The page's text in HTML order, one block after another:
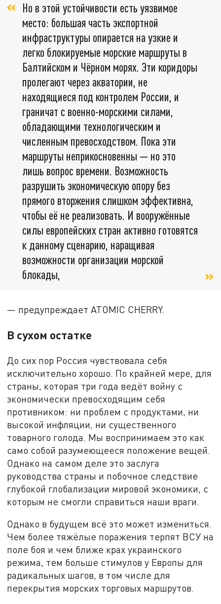
Но в этой устойчивости есть уязвимое
место: большая часть экспортной
инфраструктуры опирается на узкие и
легко блокируемые морские маршруты в
Балтийском и Чёрном морях. Эти коридоры
пролегают через акватории, не
находящиеся под контролем России, и
граничат с военно-морскими силами,
обладающими технологическим и
численным превосходством. Пока эти
маршруты неприкосновенны — но это
лишь вопрос времени. Возможность
разрушить экономическую опору без
прямого вторжения слишком эффективна,
чтобы её не реализовать. И вооружённые
силы европейских стран активно готовятся
к данному сценарию, наращивая
возможности организации морской
блокады,
— предупреждает ATOMIC CHERRY.
В сухом остатке
До сих пор Россия чувствовала себя
исключительно хорошо. По крайней мере, для
страны, которая три года ведёт войну с
экономически превосходящим себя
противником: ни проблем с продуктами, ни
высокой инфляции, ни существенного
товарного голода. Мы воспринимаем это как
само собой разумеющееся положение вещей.
Однако на самом деле это заслуга
руководства страны и побочное следствие
глубокой глобализации мировой экономики, с
которым не смогли справиться наши враги.
Однако в будущем всё это может измениться.
Чем более тяжёлые поражения терпят ВСУ на
поле боя и чем ближе крах украинского
режима, тем больше стимулов у Европы для
радикальных шагов, в том числе для
перекрытия морских торговых маршрутов.